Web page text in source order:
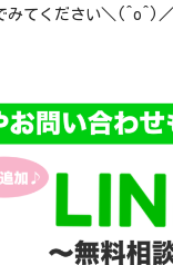
みてください＼(^o^)／